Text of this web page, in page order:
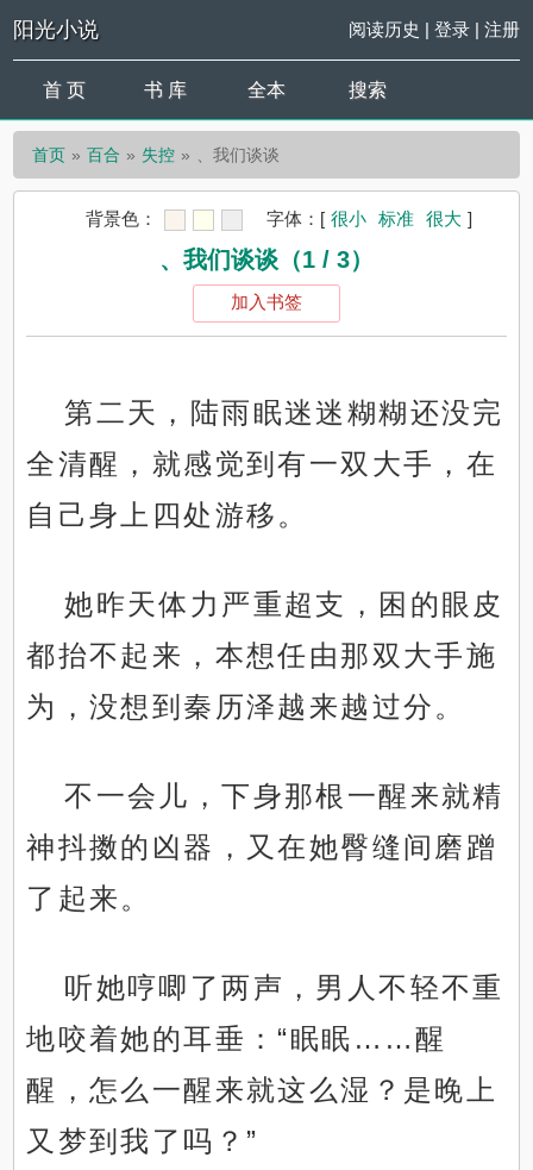
阳光小说 阅读历史 | 登录| 注册
首 页 书 库 全本 搜索
首页 百合 失控 、我们谈谈
背景色： 字体： [ 很小 标准 很大 ]
、我们谈谈（1 / 3）
加入书签
第二天，陆雨眠迷迷糊糊还没完
全清醒，就感觉到有一双大手，在
自己身上四处游移。
她昨天体力严重超支，困的眼皮
都抬不起来，本想任由那双大手施
为，没想到秦历泽越来越过分。
不一会儿，下身那根一醒来就精
神抖擞的凶器，又在她臀缝间磨蹭
了起来。
听她哼唧了两声，男人不轻不重
地咬着她的耳垂：“眠眠……醒
醒，怎么一醒来就这么湿？是晚上
又梦到我了吗？”